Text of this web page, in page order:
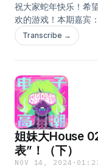
祝大家蛇年快乐！希
欢的游戏！本期嘉宾
是一款什么样的游戏
《小小大星球》系列
PS5手柄性能的极致
融合38:35 有趣的涌
人的技能设计53:57
关卡设计62:34 聊聊
是一款情怀十足的游
小机器人为什么会获
人》：
Transcribe →
姐妹大House
表”！（下）
NOV 14, 2024 ·